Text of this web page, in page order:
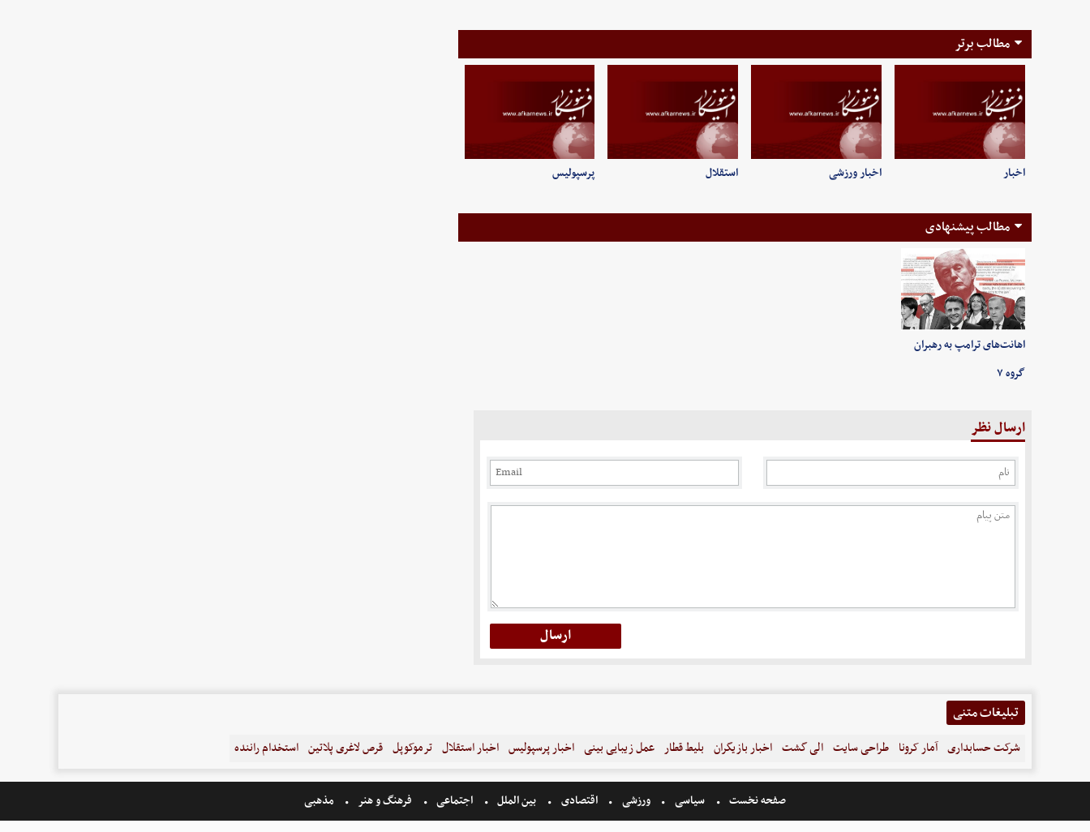
مطالب برتر
اخبار اخبار ورزشی استقلال پرسپولیس
مطالب پیشنهادی
اهانت‌های ترامپ به رهبران
گروه ۷
ارسال نظر
تبلیغات متنی
شرکت حسابداری آمار کرونا طراحی سایت الی گشت اخبار بازیگران بلیط قطار عمل زیبایی بینی اخبار پرسپولیس اخبار استقلال ترموکوپل قرص لاغری پلاتین استخدام راننده
صفحه نخست سیاسی ورزشی اقتصادی بین الملل اجتماعی فرهنگ و هنر مذهبی